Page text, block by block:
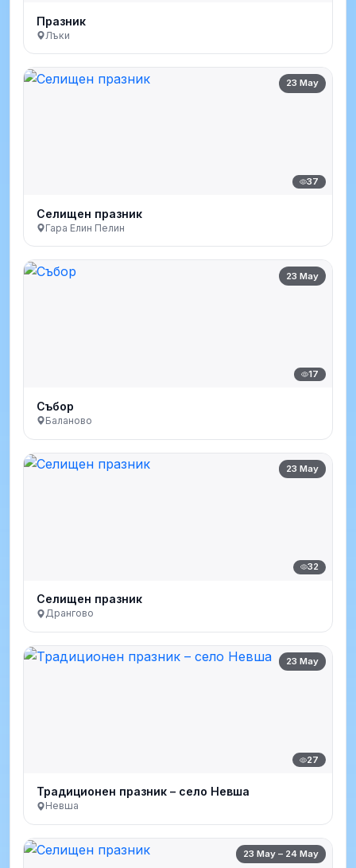
Празник
Лъки
23 May
37
Селищен празник
Гара Елин Пелин
23 May
17
Събор
Баланово
23 May
32
Селищен празник
Дрангово
23 May
27
Традиционен празник – село Невша
Невша
23 May – 24 May